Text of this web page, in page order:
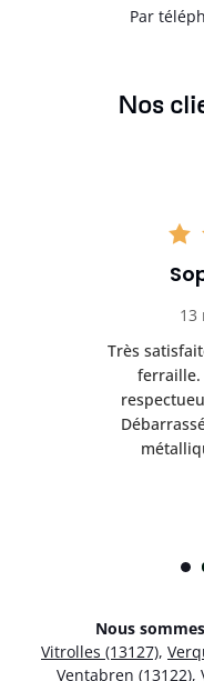
Par
Nos
13
Très
ferraille.
Nous
Vitrolles (13127),
Ventabren (13122),